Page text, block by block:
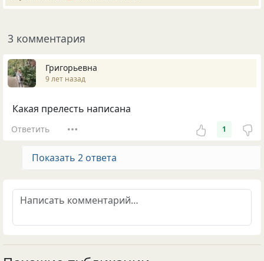
3 комментария
Григорьевна
9 лет назад
Какая прелесть написана
Ответить 1
Показать 2 ответа